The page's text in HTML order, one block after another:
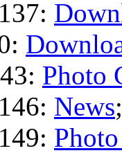
Photo
News